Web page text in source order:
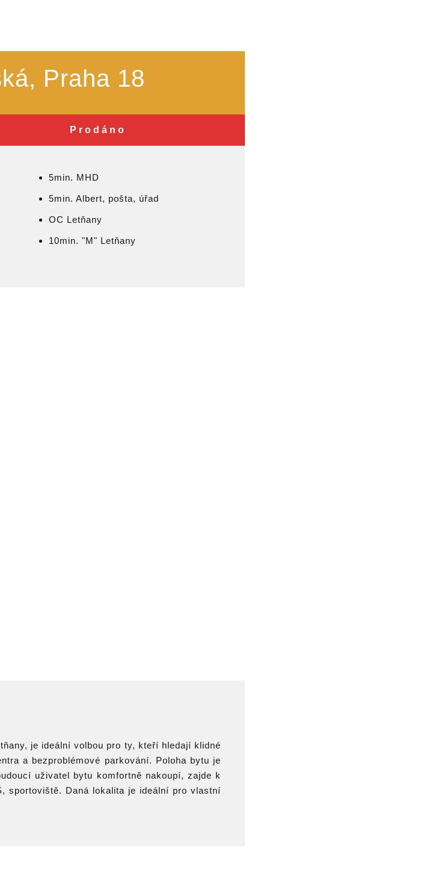
Praha 18
Prodáno
5min. MHD
5min. Albert, pošta, úřad
OC Letňany
10min. "M" Letňany
je ideální volbou pro ty, kteří hledají klidné
a bezproblémové parkování. Poloha bytu je
uživatel bytu komfortně nakoupí, zajde k
sportoviště. Daná lokalita je ideální pro vlastní